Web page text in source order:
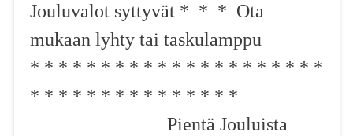
Jouluvalot syttyvät * * * Ota
mukaan lyhty tai taskulamppu
* * * * * * * * * * * * * * * * * * * * *
* * * * * * * * * * * * * * *
Pientä Jouluista